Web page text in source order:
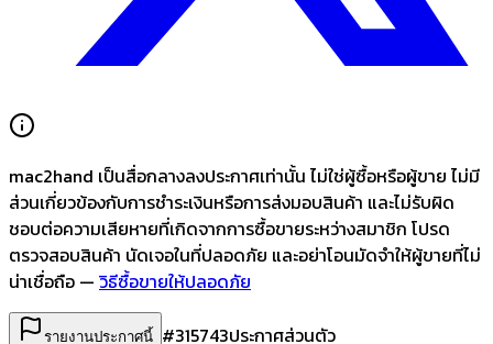
mac2hand เป็นสื่อกลางลงประกาศเท่านั้น ไม่ใช่ผู้ซื้อหรือผู้ขาย ไม่มี
ส่วนเกี่ยวข้องกับการชำระเงินหรือการส่งมอบสินค้า และไม่รับผิด
ชอบต่อความเสียหายที่เกิดจากการซื้อขายระหว่างสมาชิก โปรด
ตรวจสอบสินค้า นัดเจอในที่ปลอดภัย และอย่าโอนมัดจำให้ผู้ขายที่ไม่
น่าเชื่อถือ — วิธีซื้อขายให้ปลอดภัย
รายงานประกาศนี้ #315743ประกาศส่วนตัว